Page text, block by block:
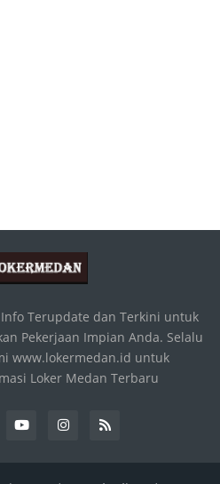
Terupdate dan Terkini untuk
Pekerjaan Impian Anda. Selalu
www.lokermedan.id untuk
Loker Medan Terbaru